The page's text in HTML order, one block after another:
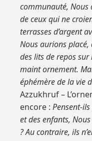
communauté, Nous
de ceux qui ne
terrasses d’argent
Nous aurions placé,
des lits de repos sur
maint ornement.
éphémère de la vie
Azzukhruf –
encore : Pensent-
et des enfants,
? Au contraire, ils